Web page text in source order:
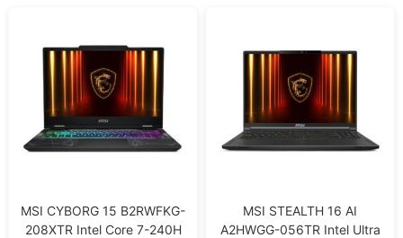
MSI CYBORG 15 B2RWFKG-
208XTR Intel Core 7-240H
MSI STEALTH 16 AI
A2HWGG-056TR Intel Ultra